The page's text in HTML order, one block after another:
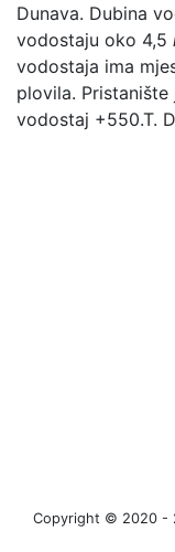
Dunava. Dubina
vodostaju oko 4,5
vodostaja ima
plovila.
vodostaj +550.T.
Copyright © 2020 -